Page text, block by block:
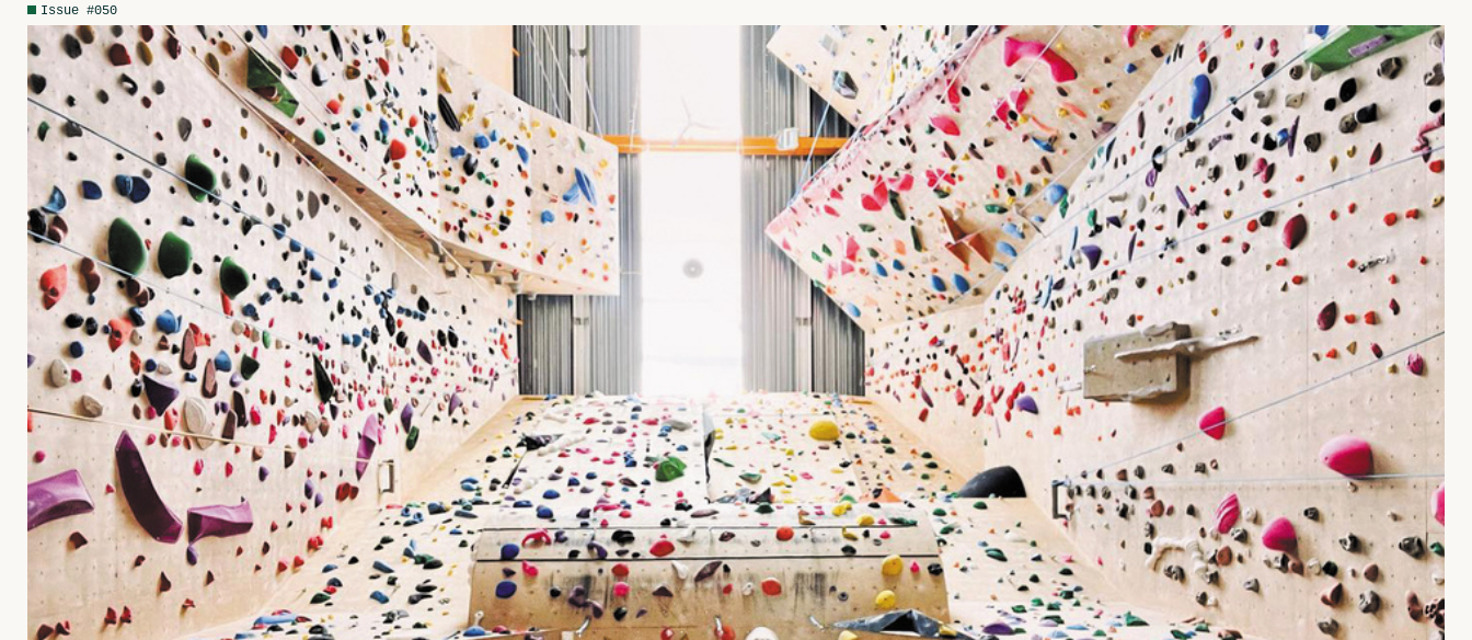
Network
Advertise
Solidariteitsfonds
Vrije Ruimte festival
AADE
AA Talks
Ringfeest
AA Academy
Issue #050